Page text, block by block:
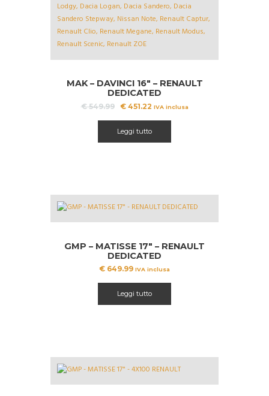
OFFERT
A!
MAK – DAVINCI 16″ – RENAULT
DEDICATED
€549.99
Il
era:
€ 549.99.
€451.22Il
è:
€ 451.22.
IVA inclusa
Leggi tutto
GMP – MATISSE 17″ – RENAULT
DEDICATED
€ 649.99 IVA inclusa
Leggi tutto